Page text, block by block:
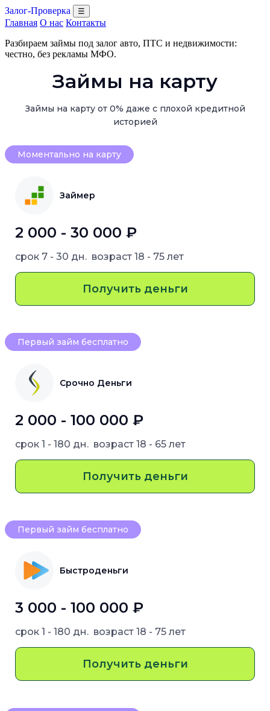
Залог-Проверка ☰
Главная О нас Контакты
Разбираем займы под залог авто, ПТС и недвижимости:
честно, без рекламы МФО.
Займы на карту
Займы на карту от 0% даже с плохой кредитной
историей
Моментально на карту
Займер
2 000 - 30 000 ₽
срок 7 - 30 дн. возраст 18 - 75 лет
Получить деньги
Первый займ бесплатно
Срочно Деньги
2 000 - 100 000 ₽
срок 1 - 180 дн. возраст 18 - 65 лет
Получить деньги
Первый займ бесплатно
Быстроденьги
3 000 - 100 000 ₽
срок 1 - 180 дн. возраст 18 - 75 лет
Получить деньги